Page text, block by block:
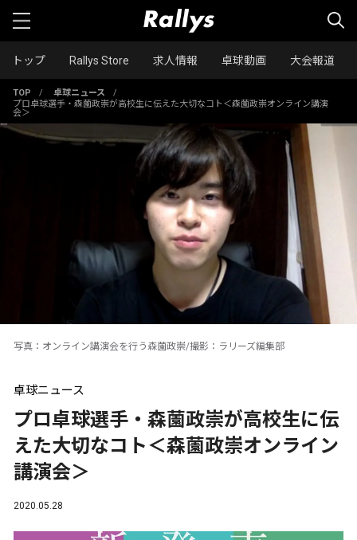
トップ Rallys Store 求人情報 卓球動画 大会報道
TOP / 卓球ニュース
/
プロ卓球選手・森薗政崇が高校生に伝えた大切なコト＜森薗政崇オンライン講演
会＞
写真：オンライン講演会を行う森薗政崇/撮影：ラリーズ編集部
卓球ニュース
プロ卓球選手・森薗政崇が高校生に伝
えた大切なコト＜森薗政崇オンライン
講演会＞
2020.05.28